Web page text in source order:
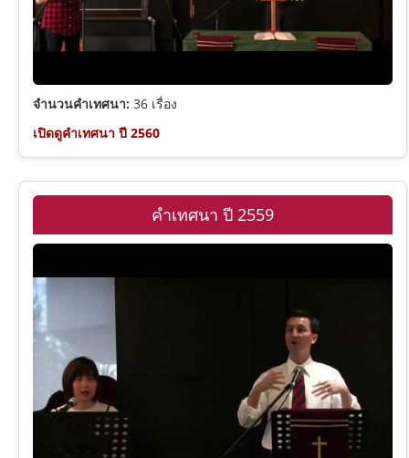
จำนวนคำเทศนา: 36 เรื่อง
เปิดดูคำเทศนา ปี 2560
คำเทศนา ปี 2559